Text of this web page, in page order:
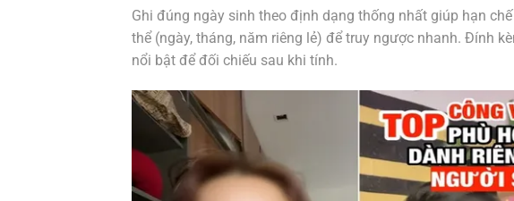
Ghi đúng ngày sinh theo định dạng thống nhất giúp hạn
thể (ngày, tháng, năm riêng lẻ) để truy ngược nhanh. Đính
nổi bật để đối chiếu sau khi tính.